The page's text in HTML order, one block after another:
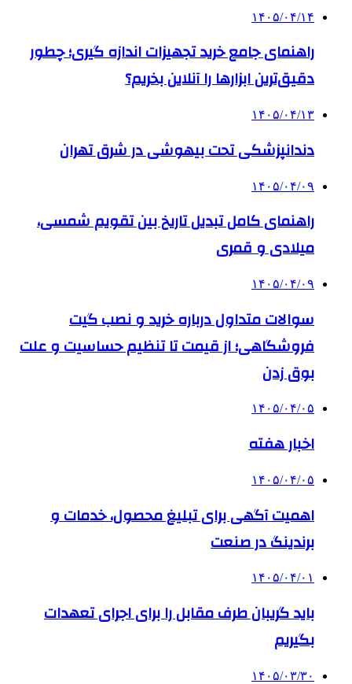
۱۴۰۵/۰۴/۱۴
راهنمای جامع خرید تجهیزات اندازه گیری؛ چطور
دقیق‌ترین ابزارها را آنلاین بخریم؟
۱۴۰۵/۰۴/۱۳
دندانپزشکی تحت بیهوشی در شرق تهران
۱۴۰۵/۰۴/۰۹
راهنمای کامل تبدیل تاریخ بین تقویم شمسی،
میلادی و قمری
۱۴۰۵/۰۴/۰۹
سوالات متداول درباره خرید و نصب گیت
فروشگاهی؛ از قیمت تا تنظیم حساسیت و علت
بوق زدن
۱۴۰۵/۰۴/۰۵
اخبار هفته
۱۴۰۵/۰۴/۰۵
اهمیت آگهی برای تبلیغ محصول، خدمات و
برندینگ در صنعت
۱۴۰۵/۰۴/۰۱
باید گریبان طرف مقابل را برای اجرای تعهدات
بگیریم
۱۴۰۵/۰۳/۳۰